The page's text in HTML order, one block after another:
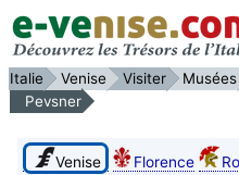
Italie Venise Visiter Musées
Pevsner
Venise Florence